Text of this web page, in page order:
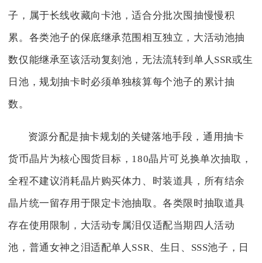
子，属于长线收藏向卡池，适合分批次囤抽慢慢积
累。各类池子的保底继承范围相互独立，大活动池抽
数仅能继承至该活动复刻池，无法流转到单人SSR或生
日池，规划抽卡时必须单独核算每个池子的累计抽
数。
资源分配是抽卡规划的关键落地手段，通用抽卡
货币晶片为核心囤货目标，180晶片可兑换单次抽取，
全程不建议消耗晶片购买体力、时装道具，所有结余
晶片统一留存用于限定卡池抽取。各类限时抽取道具
存在使用限制，大活动专属泪仅适配当期四人活动
池，普通女神之泪适配单人SSR、生日、SSS池子，日